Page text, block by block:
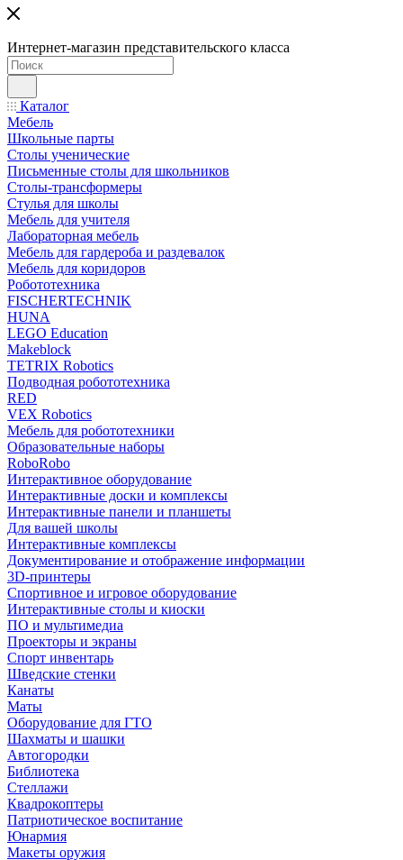
Интернет-магазин представительского класса
Каталог
Мебель
Школьные парты
Столы ученические
Письменные столы для школьников
Столы-трансформеры
Стулья для школы
Мебель для учителя
Лабораторная мебель
Мебель для гардероба и раздевалок
Мебель для коридоров
Робототехника
FISCHERTECHNIK
HUNA
LEGO Education
Makeblock
TETRIX Robotics
Подводная робототехника
RED
VEX Robotics
Мебель для робототехники
Образовательные наборы
RoboRobo
Интерактивное оборудование
Интерактивные доски и комплексы
Интерактивные панели и планшеты
Для вашей школы
Интерактивные комплексы
Документирование и отображение информации
3D-принтеры
Спортивное и игровое оборудование
Интерактивные столы и киоски
ПО и мультимедиа
Проекторы и экраны
Спорт инвентарь
Шведские стенки
Канаты
Маты
Оборудование для ГТО
Шахматы и шашки
Автогородки
Библиотека
Стеллажи
Квадрокоптеры
Патриотическое воспитание
Юнармия
Макеты оружия